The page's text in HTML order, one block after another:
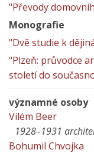
"Převody
Monografie
"Dvě studie k
"Plzeň: průvodce
století do
významné osoby
Vilém Beer
1928–1931
Bohumil Chvojka